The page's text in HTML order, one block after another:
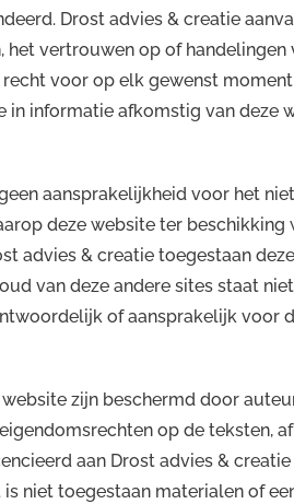
Drost advies & creatie
vertrouwen op of
voor op elk gewenst
in informatie afkomstig van deze
aansprakelijkheid voor het
deze website ter
advies & creatie toegestaan
van deze andere sites staat
of aansprakelijk voor
zijn beschermd door
op de teksten,
aan Drost advies &
niet toegestaan materialen of